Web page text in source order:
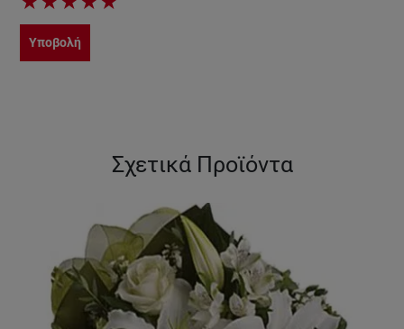
Υποβολή
Σχετικά Προϊόντα